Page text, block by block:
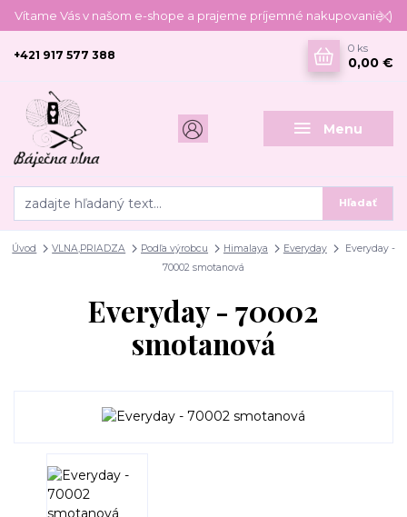
Vítame Vás v našom e-shope a prajeme príjemné nakupovanie :)
Menu
Hľadať
+421 917 577 388
0 ks
0,00 €
Úvod VLNA,PRIADZA Podľa výrobcu Himalaya Everyday
Everyday -
70002 smotanová
Everyday - 70002
smotanová